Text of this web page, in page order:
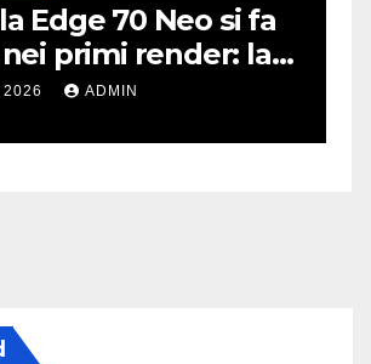
Edge 70 Neo si fa
primi render: la
è da 200 MP
2026 ADMIN